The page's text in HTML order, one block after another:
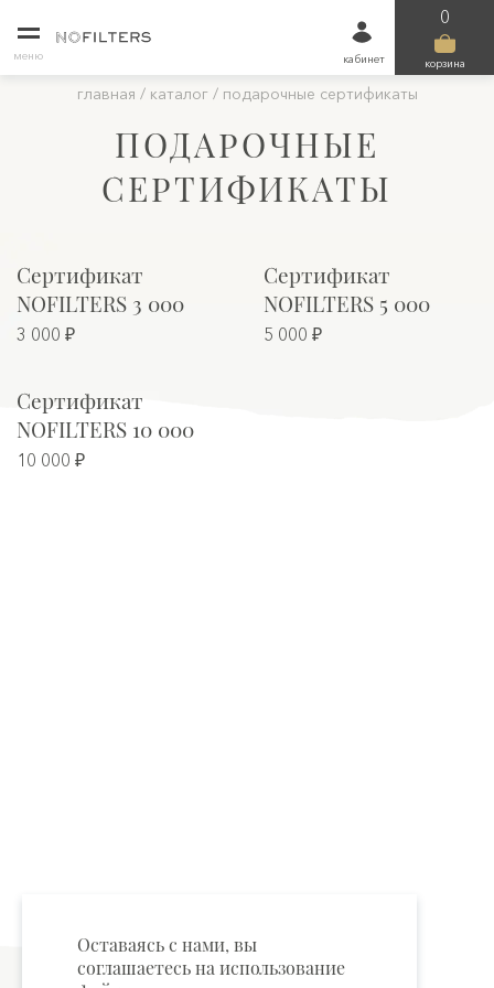
меню кабинет
0
корзина
главная / каталог / подарочные сертификаты
ПОДАРОЧНЫЕ
СЕРТИФИКАТЫ
Сертификат
NOFILTERS 3 000
3 000 ₽
Сертификат
NOFILTERS 5 000
5 000 ₽
Сертификат
NOFILTERS 10 000
10 000 ₽
Оставаясь с нами, вы
соглашаетесь на использование